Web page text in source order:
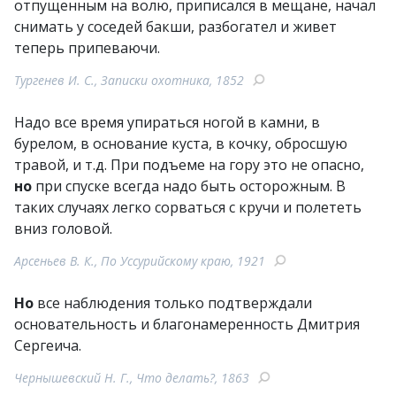
отпущенным на волю, приписался в мещане, начал
снимать у соседей бакши, разбогател и живет
теперь припеваючи.
Тургенев И. С., Записки охотника, 1852
Надо все время упираться ногой в камни, в
бурелом, в основание куста, в кочку, обросшую
травой, и т.д. При подъеме на гору это не опасно,
но при спуске всегда надо быть осторожным. В
таких случаях легко сорваться с кручи и полететь
вниз головой.
Арсеньев В. К., По Уссурийскому краю, 1921
Но все наблюдения только подтверждали
основательность и благонамеренность Дмитрия
Сергеича.
Чернышевский Н. Г., Что делать?, 1863